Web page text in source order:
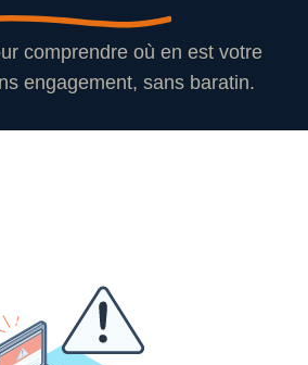
comprendre où en est votre
engagement, sans baratin.